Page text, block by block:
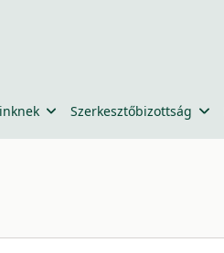
Szerkesztőbizottság